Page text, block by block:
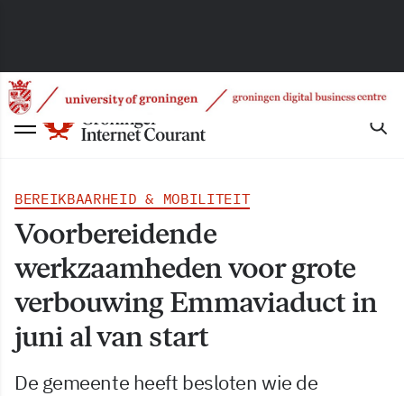
BEREIKBAARHEID & MOBILITEIT
Voorbereidende
werkzaamheden voor grote
verbouwing Emmaviaduct in
juni al van start
De gemeente heeft besloten wie de